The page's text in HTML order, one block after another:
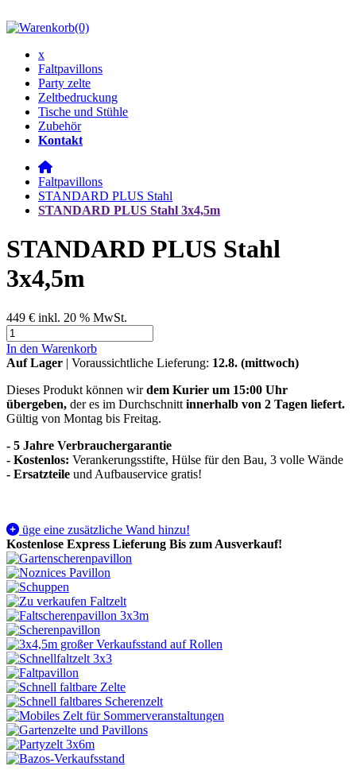
(0)
x
Faltpavillons
Party zelte
Zeltbedruckung
Tische und Stühle
Zubehör
Kontakt
Faltpavillons
STANDARD PLUS Stahl
STANDARD PLUS Stahl 3x4,5m
STANDARD PLUS Stahl
3x4,5m
449 € inkl. 20 % MwSt.
In den Warenkorb
Auf Lager | Voraussichtliche Lieferung: 12.8. (mittwoch)
Dieses Produkt können wirdem Kurier um 15:00 Uhr
übergeben, der es im Durchschnitt innerhalb von 2 Tagen liefert.
Gültig von Montag bis Freitag.
- 5 Jahre Verbrauchergarantie
- Kostenlos: Verankerungsstifte, Hülse für den Bau, 3 volle Wände
- Ersatzteile und Aufbauservice gratis!
üge eine zusätzliche Wand hinzu!
Kostenlose Express Lieferung Bis zum Ausverkauf!